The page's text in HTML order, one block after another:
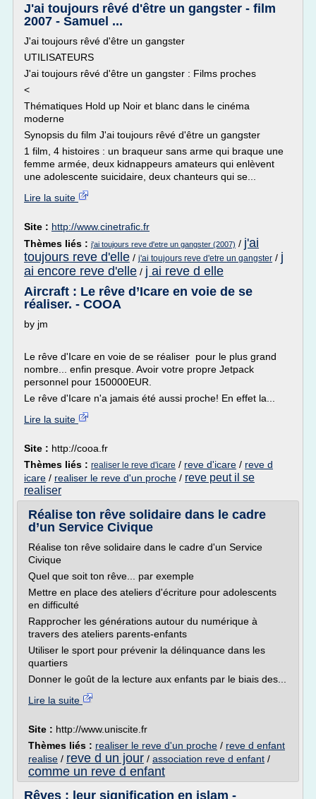
J'ai toujours rêvé d'être un gangster - film
2007 - Samuel ...
J'ai toujours rêvé d'être un gangster
UTILISATEURS
J'ai toujours rêvé d'être un gangster : Films proches
<
Thématiques Hold up Noir et blanc dans le cinéma
moderne
Synopsis du film J'ai toujours rêvé d'être un gangster
1 film, 4 histoires : un braqueur sans arme qui braque une
femme armée, deux kidnappeurs amateurs qui enlèvent
une adolescente suicidaire, deux chanteurs qui se...
Lire la suite
Site : http://www.cinetrafic.fr
Thèmes liés : j'ai toujours reve d'etre un gangster (2007) / j'ai
toujours reve d'elle / j'ai toujours reve d'etre un gangster / j
ai encore reve d'elle / j ai reve d elle
Aircraft : Le rêve d’Icare en voie de se
réaliser. - COOA
by jm
Le rêve d'Icare en voie de se réaliser pour le plus grand
nombre... enfin presque. Avoir votre propre Jetpack
personnel pour 150000EUR.
Le rêve d'Icare n'a jamais été aussi proche! En effet la...
Lire la suite
Site : http://cooa.fr
Thèmes liés : realiser le reve d'icare / reve d'icare / reve d
icare / realiser le reve d'un proche / reve peut il se
realiser
Réalise ton rêve solidaire dans le cadre
d’un Service Civique
Réalise ton rêve solidaire dans le cadre d'un Service
Civique
Quel que soit ton rêve... par exemple
Mettre en place des ateliers d'écriture pour adolescents
en difficulté
Rapprocher les générations autour du numérique à
travers des ateliers parents-enfants
Utiliser le sport pour prévenir la délinquance dans les
quartiers
Donner le goût de la lecture aux enfants par le biais des...
Lire la suite
Site : http://www.uniscite.fr
Thèmes liés : realiser le reve d'un proche / reve d enfant
realise / reve d un jour / association reve d enfant /
comme un reve d enfant
Rêves : leur signification en islam -